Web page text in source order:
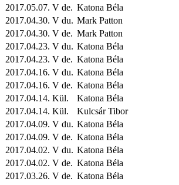
2017.05.07. V de. Katona Béla
2017.04.30. V du. Mark Patton
2017.04.30. V de. Mark Patton
2017.04.23. V du. Katona Béla
2017.04.23. V de. Katona Béla
2017.04.16. V du. Katona Béla
2017.04.16. V de. Katona Béla
2017.04.14. Kül. Katona Béla
2017.04.14. Kül. Kulcsár Tibor
2017.04.09. V du. Katona Béla
2017.04.09. V de. Katona Béla
2017.04.02. V du. Katona Béla
2017.04.02. V de. Katona Béla
2017.03.26. V de. Katona Béla